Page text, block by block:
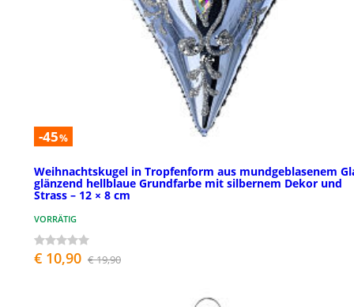
-45%
Weihnachtskugel in Tropfenform aus mundgeblasenem
glänzend hellblaue Grundfarbe mit silbernem Dekor und
Strass – 12 × 8 cm
VORRÄTIG
€ 10,90 € 19,90